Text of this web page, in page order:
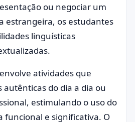
ou negociar um
estrangeira, os estudantes
linguísticas
atividades que
autênticas do dia a dia ou
estimulando o uso do
funcional e significativa. O